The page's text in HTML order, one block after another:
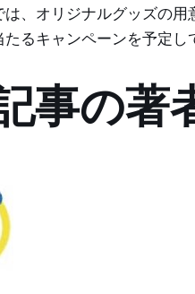
、オリジナルグッズの
るキャンペーンを予定し
事の著